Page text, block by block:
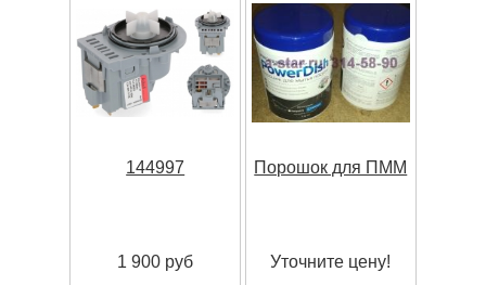
144997
1 900 руб
Порошок для ПММ
Уточните цену!